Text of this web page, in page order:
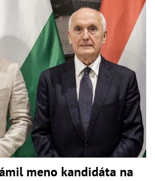
meno kandidáta na